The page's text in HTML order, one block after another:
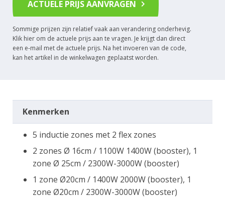
ACTUELE PRIJS AANVRAGEN
Sommige prijzen zijn relatief vaak aan verandering onderhevig.
Klik hier om de actuele prijs aan te vragen. Je krijgt dan direct
een e-mail met de actuele prijs. Na het invoeren van de code,
kan het artikel in de winkelwagen geplaatst worden.
Kenmerken
5 inductie zones met 2 flex zones
2 zones Ø 16cm / 1100W 1400W (booster), 1
zone Ø 25cm / 2300W-3000W (booster)
1 zone Ø20cm / 1400W 2000W (booster), 1
zone Ø20cm / 2300W-3000W (booster)